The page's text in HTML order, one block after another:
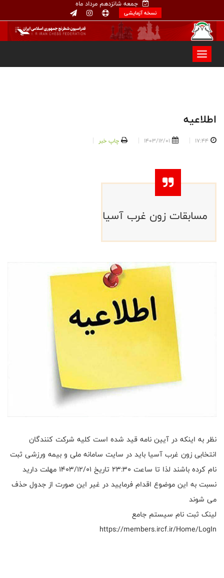
جمعه شانزدهم مرداد ماه
نسخه آزمایشی
اطلاعیه
17:44
1403/12/01 چاپ خبر
مسابقات زون غرب آسیا
نظر به اینکه در آیین نامه قید شده است کلیه شرکت کنندگان
انتخابی زون غرب آسیا باید در سایت سامانه ملی و بیمه ورزشی ثبت
نام کرده باشند لذا تا ساعت 23:30 تاریخ 1403/12/01 مهلت دارید
نسبت به این موضوع اقدام فرمایید در غیر این صورت از جدول حذف
می شوند
لینک ثبت نام سیستم جامع
https://members.ircf.ir/Home/LogIn